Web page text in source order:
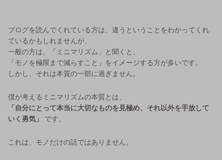
ブログを読んでくれている方は、違うということをわかってくれ
ているかもしれませんが、
一般の方は、「ミニマリズム」と聞くと、
「モノを極限まで減らすこと」をイメージする方が多いです。
しかし、それは本質の一部に過ぎません。
僕が考えるミニマリズムの本質とは、
「自分にとって本当に大切なものを見極め、それ以外を手放して
いく勇気」
です。
これは、モノだけの話ではありません。